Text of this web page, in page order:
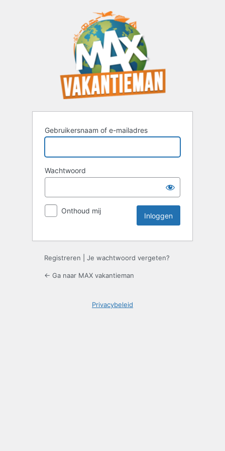
Gebruikersnaam of e-mailadres
Wachtwoord
Onthoud mij
Registreren Je wachtwoord vergeten?
← Ga naar MAX vakantieman
Privacybeleid